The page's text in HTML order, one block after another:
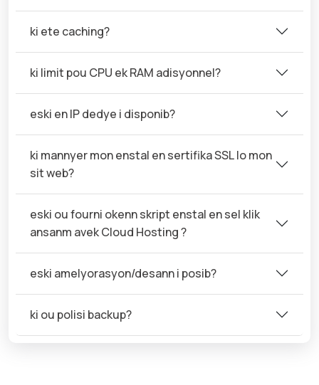
ki ete caching?
ki limit pou CPU ek RAM adisyonnel?
eski en IP dedye i disponib?
ki mannyer mon enstal en sertifika SSL lo mon
sit web?
eski ou fourni okenn skript enstal en sel klik
ansanm avek Cloud Hosting ?
eski amelyorasyon/desann i posib?
ki ou polisi backup?